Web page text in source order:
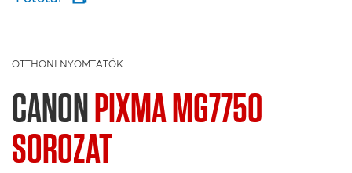
OTTHONI NYOMTATÓK
CANONPIXMA MG7750
SOROZAT